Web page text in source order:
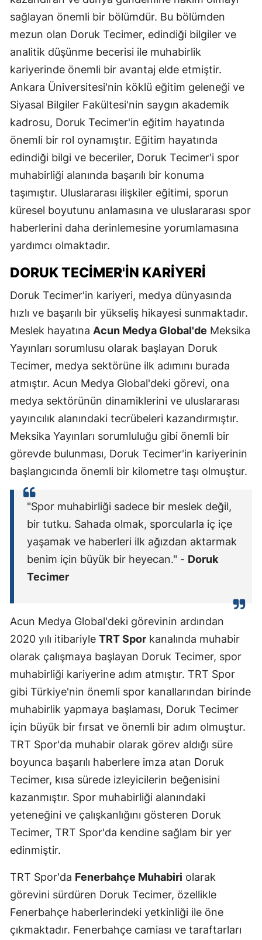
sağlayan önemli bir bölümdür. Bu bölümden
mezun olan Doruk Tecimer, edindiği bilgiler ve
analitik düşünme becerisi ile muhabirlik
kariyerinde önemli bir avantaj elde etmiştir.
Ankara Üniversitesi'nin köklü eğitim geleneği ve
Siyasal Bilgiler Fakültesi'nin saygın akademik
kadrosu, Doruk Tecimer'in eğitim hayatında
önemli bir rol oynamıştır. Eğitim hayatında
edindiği bilgi ve beceriler, Doruk Tecimer'i spor
muhabirliği alanında başarılı bir konuma
taşımıştır. Uluslararası ilişkiler eğitimi, sporun
küresel boyutunu anlamasına ve uluslararası spor
haberlerini daha derinlemesine yorumlamasına
yardımcı olmaktadır.
DORUK TECIMER'IN KARIYERI
Doruk Tecimer'in kariyeri, medya dünyasında
hızlı ve başarılı bir yükseliş hikayesi sunmaktadır.
Meslek hayatına Acun Medya Global'de Meksika
Yayınları sorumlusu olarak başlayan Doruk
Tecimer, medya sektörüne ilk adımını burada
atmıştır. Acun Medya Global'deki görevi, ona
medya sektörünün dinamiklerini ve uluslararası
yayıncılık alanındaki tecrübeleri kazandırmıştır.
Meksika Yayınları sorumluluğu gibi önemli bir
görevde bulunması, Doruk Tecimer'in kariyerinin
başlangıcında önemli bir kilometre taşı olmuştur.
"Spor muhabirliği sadece bir meslek değil,
bir tutku. Sahada olmak, sporcularla iç içe
yaşamak ve haberleri ilk ağızdan aktarmak
benim için büyük bir heyecan." - Doruk
Tecimer
Acun Medya Global'deki görevinin ardından
2020 yılı itibariyle TRT Spor kanalında muhabir
olarak çalışmaya başlayan Doruk Tecimer, spor
muhabirliği kariyerine adım atmıştır. TRT Spor
gibi Türkiye'nin önemli spor kanallarından birinde
muhabirlik yapmaya başlaması, Doruk Tecimer
için büyük bir fırsat ve önemli bir adım olmuştur.
TRT Spor'da muhabir olarak görev aldığı süre
boyunca başarılı haberlere imza atan Doruk
Tecimer, kısa sürede izleyicilerin beğenisini
kazanmıştır. Spor muhabirliği alanındaki
yeteneğini ve çalışkanlığını gösteren Doruk
Tecimer, TRT Spor'da kendine sağlam bir yer
edinmiştir.
TRT Spor'da Fenerbahçe Muhabiri olarak
görevini sürdüren Doruk Tecimer, özellikle
Fenerbahçe haberlerindeki yetkinliği ile öne
çıkmaktadır. Fenerbahçe camiası ve taraftarları